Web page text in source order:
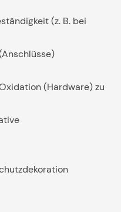
(z. B. bei
(Hardware) zu